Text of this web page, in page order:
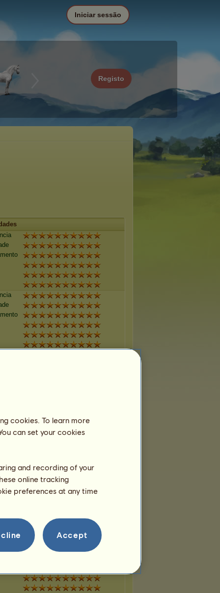
Registo
Iniciar sessão
cookies. To learn more
can set your cookies
and recording of your
online tracking
preferences at any time
Accept